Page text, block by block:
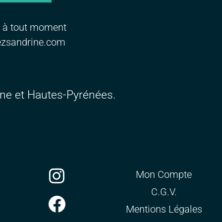
à tout moment
et Hautes-Pyrénées.
Mon Compte
C.G.V.
Mentions Légales